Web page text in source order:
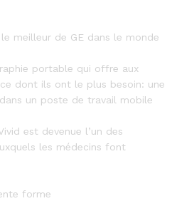
meilleur de GE dans le monde
portable qui offre aux
dont ils ont le plus besoin: une
un poste de travail mobile
est devenue l’un des
les médecins font
forme